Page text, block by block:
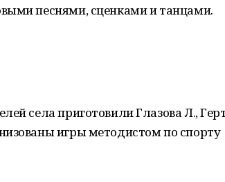
песнями, сценками и танцами.
села приготовили Глазова Л.,
игры методистом по спорту